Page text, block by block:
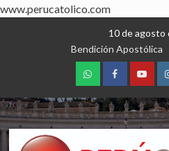
www.perucatolico.com
10 de agosto
Bendición Apostólica
WhatsAppFacebook